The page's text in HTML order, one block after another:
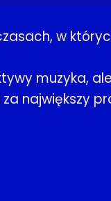
w
muzyka,
największy